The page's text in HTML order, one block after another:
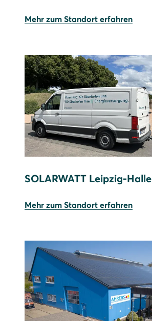
Mehr zum Standort erfahren
SOLARWATT Leipzig-Halle
Mehr zum Standort erfahren